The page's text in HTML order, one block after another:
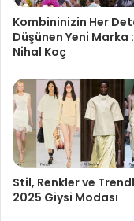
Kombininizin Her
Düşünen Yeni Marka
Nihal Koç
Stil, Renkler ve
2025 Giysi Modası